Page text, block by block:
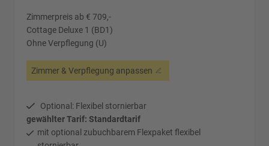
Zimmerpreis ab € 709,-
Cottage Deluxe 1 (BD1)
Ohne Verpflegung (U)
Zimmer & Verpflegung anpassen
Optional: Flexibel stornierbar
gewählter Tarif: Standardtarif
mit optional zubuchbarem Flexpaket flexibel